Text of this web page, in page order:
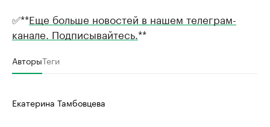
✅**Еще больше новостей в нашем телеграм-
канале. Подписывайтесь. **
АвторыТеги
Екатерина Тамбовцева